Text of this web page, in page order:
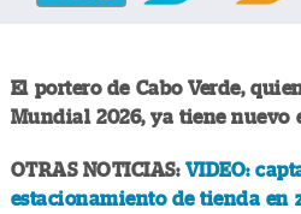
El portero de Cabo Verde,
Mundial 2026, ya tiene nuevo
OTRAS NOTICIAS: VIDEO:
estacionamiento de tienda en